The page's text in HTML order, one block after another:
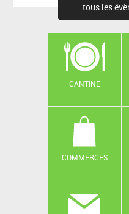
tous les
CANTINE
COMMERCES